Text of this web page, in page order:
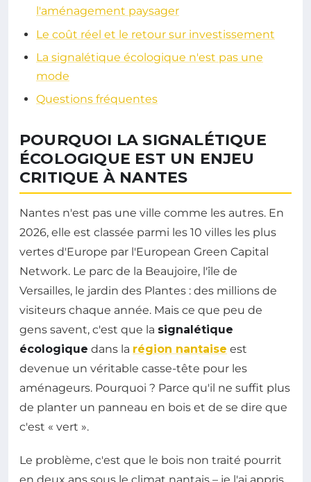
l'aménagement paysager
Le coût réel et le retour sur investissement
La signalétique écologique n'est pas une
mode
Questions fréquentes
POURQUOI LA SIGNALÉTIQUE
ÉCOLOGIQUE EST UN ENJEU
CRITIQUE À NANTES
Nantes n'est pas une ville comme les autres. En
2026, elle est classée parmi les 10 villes les plus
vertes d'Europe par l'European Green Capital
Network. Le parc de la Beaujoire, l'île de
Versailles, le jardin des Plantes : des millions de
visiteurs chaque année. Mais ce que peu de
gens savent, c'est que la signalétique
écologique dans la région nantaise est
devenue un véritable casse-tête pour les
aménageurs. Pourquoi ? Parce qu'il ne suffit plus
de planter un panneau en bois et de se dire que
c'est « vert ».
Le problème, c'est que le bois non traité pourrit